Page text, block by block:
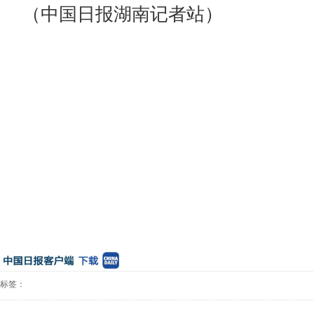
（中国日报湖南记者站）
标签：